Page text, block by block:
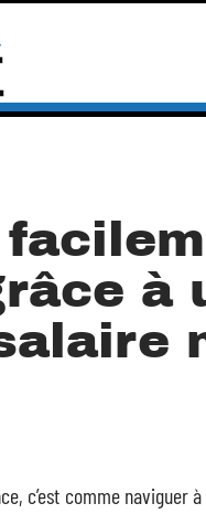
à
c’est comme naviguer